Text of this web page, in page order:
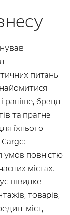
питань
раніше, бренд
та прагне
їхнього
умов повністю
містах.
швидке
товарів,
міст,